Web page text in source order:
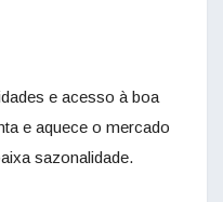
e acesso à boa
e aquece o mercado
sazonalidade.